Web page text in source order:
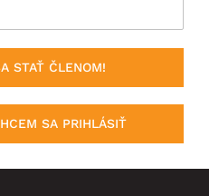
STAŤ ČLENOM!
SA PRIHLÁSIŤ